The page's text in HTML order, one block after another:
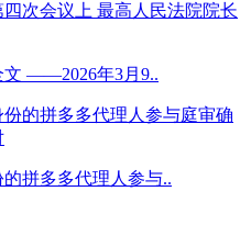
文 ——2026年3月9..
拼多多代理人参与..